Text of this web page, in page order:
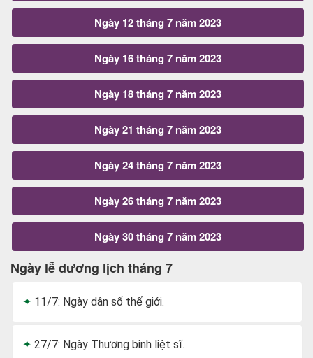
Ngày 12 tháng 7 năm 2023
Ngày 16 tháng 7 năm 2023
Ngày 18 tháng 7 năm 2023
Ngày 21 tháng 7 năm 2023
Ngày 24 tháng 7 năm 2023
Ngày 26 tháng 7 năm 2023
Ngày 30 tháng 7 năm 2023
Ngày lễ dương lịch tháng 7
11/7: Ngày dân số thế giới.
27/7: Ngày Thương binh liệt sĩ.